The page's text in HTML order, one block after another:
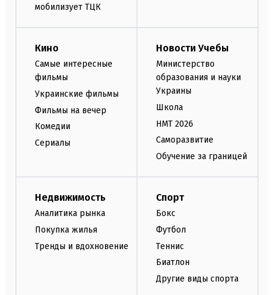
мобилизует ТЦК
Кино
Самые интересные
фильмы
Украинские фильмы
Фильмы на вечер
Комедии
Сериалы
Новости Учебы
Министерство
образования и науки
Украины
Школа
НМТ 2026
Саморазвитие
Обучение за границей
Недвижимость
Аналитика рынка
Покупка жилья
Тренды и вдохновение
Спорт
Бокс
Футбол
Теннис
Биатлон
Другие виды спорта